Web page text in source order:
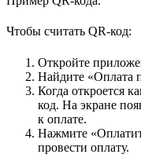
Чтобы считать QR-код:
Откройте
Найдите «Оплата
Когда откроется
код. На экране
к оплате.
Нажмите
провести оплату.